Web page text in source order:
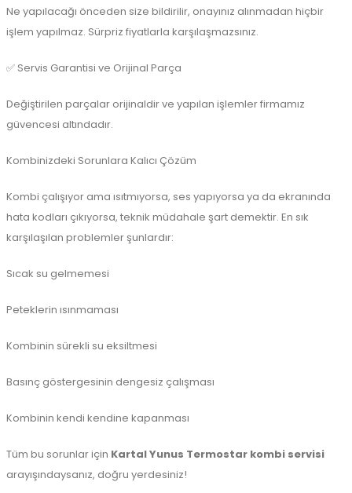
Ne yapılacağı önceden size bildirilir, onayınız alınmadan hiçbir
işlem yapılmaz. Sürpriz fiyatlarla karşılaşmazsınız.
✅ Servis Garantisi ve Orijinal Parça
Değiştirilen parçalar orijinaldir ve yapılan işlemler firmamız
güvencesi altındadır.
Kombinizdeki Sorunlara Kalıcı Çözüm
Kombi çalışıyor ama ısıtmıyorsa, ses yapıyorsa ya da ekranında
hata kodları çıkıyorsa, teknik müdahale şart demektir. En sık
karşılaşılan problemler şunlardır:
Sıcak su gelmemesi
Peteklerin ısınmaması
Kombinin sürekli su eksiltmesi
Basınç göstergesinin dengesiz çalışması
Kombinin kendi kendine kapanması
Tüm bu sorunlar için Kartal Yunus Termostar kombi servisi
arayışındaysanız, doğru yerdesiniz!